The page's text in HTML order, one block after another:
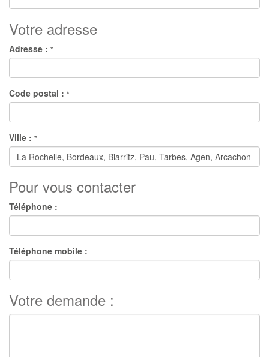
Votre adresse
Adresse : *
Code postal : *
Ville : *
Pour vous contacter
Téléphone :
Téléphone mobile :
Votre demande :